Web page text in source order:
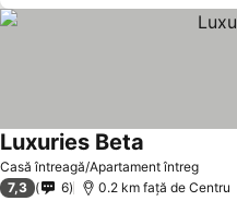
Casă întreagă/Apartament întreg
Luxuries Beta
7,3 6 0.2 km faţă de Centru